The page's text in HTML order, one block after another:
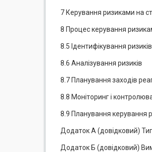
7 Керування ризиками на
8 Процес керування
8.5 Ідентифікування ризиків
8.6 Аналізування ризиків
8.7 Планування заходів
8.8 Моніторинг і
8.9 Планування керування
Додаток А (довідковий)
Додаток Б (довідковий)